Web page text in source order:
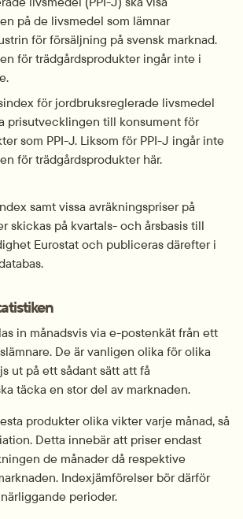
på de livsmedel som lämnar
för försäljning på svensk marknad.
för trädgårdsprodukter ingår inte i
för jordbruksreglerade livsmedel
prisutvecklingen till konsument för
som PPI-J. Liksom för PPI-J ingår inte
för trädgårdsprodukter här.
samt vissa avräkningspriser på
skickas på kvartals- och årsbasis till
Eurostat och publiceras därefter i
in månadsvis via e-postenkät från ett
De är vanligen olika för olika
ut på ett sådant sätt att få
täcka en stor del av marknaden.
produkter olika vikter varje månad, så
Detta innebär att priser endast
de månader då respektive
Indexjämförelser bör därför
perioder.